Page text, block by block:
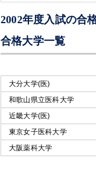
2002年度入試の合
合格大学一覧
大分大学(医)
和歌山県立医科大学
近畿大学(医)
東京女子医科大学
大阪薬科大学